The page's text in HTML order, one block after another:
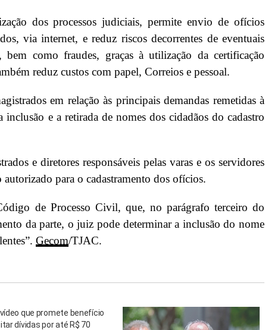
dos processos judiciais, permite envio de ofícios
via internet, e reduz riscos decorrentes de eventuais
bem como fraudes, graças à utilização da certificação
reduz custos com papel, Correios e pessoal.
em relação às principais demandas remetidas à
inclusão e a retirada de nomes dos cidadãos do cadastro
e diretores responsáveis pelas varas e os servidores
para o cadastramento dos ofícios.
de Processo Civil, que, no parágrafo terceiro do
da parte, o juiz pode determinar a inclusão do nome
Gecom/TJAC.
que promete benefício
dívidas por até R$ 70